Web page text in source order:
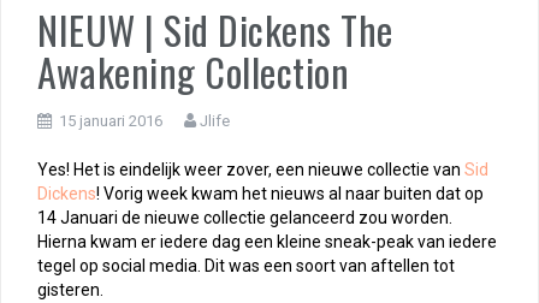
NIEUW | Sid Dickens The
Awakening Collection
15 januari 2016 Jlife
Yes! Het is eindelijk weer zover, een nieuwe collectie van Sid
Dickens! Vorig week kwam het nieuws al naar buiten dat op
14 Januari de nieuwe collectie gelanceerd zou worden.
Hierna kwam er iedere dag een kleine sneak-peak van iedere
tegel op social media. Dit was een soort van aftellen tot
gisteren.